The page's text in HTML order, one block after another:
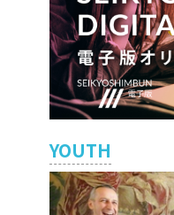
YOUTH